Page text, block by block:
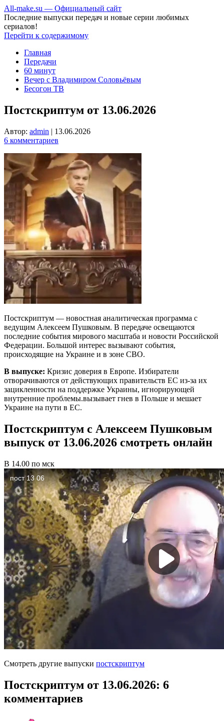
All-make.su — Официальный сайт
Последние выпуски передач и новые серии любимых
сериалов!
Перейти к содержимому
Главная
Передачи
60 минут
Вечер с Владимиром Соловьёвым
Бесогон ТВ
Постскриптум от 13.06.2026
Автор: admin | 13.06.2026
6 комментариев
Постскриптум — новостная аналитическая программа с
ведущим Алексеем Пушковым. В передаче освещаются
последние события мирового масштаба и новости Российской
Федерации. Большой интерес вызывают события,
происходящие на Украине и в зоне СВО.
В выпуске: Кризис доверия в Европе. Избиратели
отворачиваются от действующих правительств ЕС из-за их
зацикленности на поддержке Украины, игнорирующей
внутренние проблемы.вызывает гнев в Польше и мешает
Украине на пути в ЕС.
Постскриптум с Алексеем Пушковым
выпуск от 13.06.2026 смотреть онлайн
В 14.00 по мск
Смотреть другие выпуски постскриптум
Постскриптум от 13.06.2026: 6
комментариев